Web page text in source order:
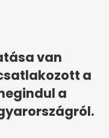
van
a
a